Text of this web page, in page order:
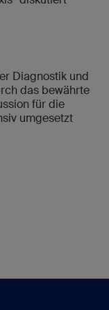
Diagnostik und
das bewährte
für die
umgesetzt